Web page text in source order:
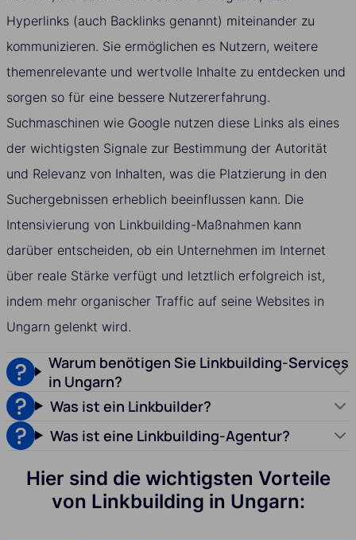
Hyperlinks (auch Backlinks genannt) miteinander zu
kommunizieren. Sie ermöglichen es Nutzern, weitere
themenrelevante und wertvolle Inhalte zu entdecken und
sorgen so für eine bessere Nutzererfahrung.
Suchmaschinen wie Google nutzen diese Links als eines
der wichtigsten Signale zur Bestimmung der Autorität
und Relevanz von Inhalten, was die Platzierung in den
Suchergebnissen erheblich beeinflussen kann. Die
Intensivierung von Linkbuilding-Maßnahmen kann
darüber entscheiden, ob ein Unternehmen im Internet
über reale Stärke verfügt und letztlich erfolgreich ist,
indem mehr organischer Traffic auf seine Websites in
Ungarn gelenkt wird.
Warum benötigen Sie Linkbuilding-Services
in Ungarn?
Was ist ein Linkbuilder?
Was ist eine Linkbuilding-Agentur?
Hier sind die wichtigsten Vorteile
von Linkbuilding in Ungarn: